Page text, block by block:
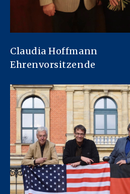
Claudia Hoffmann
Ehrenvorsitzende